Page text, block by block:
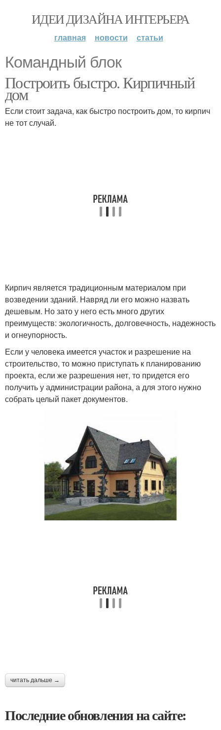
ИДЕИ ДИЗАЙНА ИНТЕРЬЕРА
главная новости статьи
Командный блок
Построить быстро. Кирпичный
дом
Если стоит задача, как быстро построить дом, то кирпич
не тот случай.
Кирпич является традиционным материалом при
возведении зданий. Навряд ли его можно назвать
дешевым. Но зато у него есть много других
преимуществ: экологичность, долговечность, надежность
и огнеупорность.
Если у человека имеется участок и разрешение на
строительство, то можно приступать к планированию
проекта, если же разрешения нет, то придется его
получить у администрации района, а для этого нужно
собрать целый пакет документов.
читать дальше →
Последние обновления на сайте: